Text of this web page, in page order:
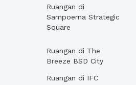
Ruangan di
Sampoerna Strategic
Square
Ruangan di The
Breeze BSD City
Ruangan di IFC